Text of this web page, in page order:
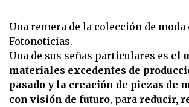
Una remera de la colección de
Fotonoticias.
Una de sus señas particulares es el
materiales excedentes de
pasado y la creación de piezas de
con visión de futuro, para reducir,